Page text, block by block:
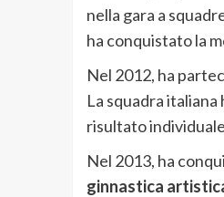
nella gara a
ha conquistato la
Nel 2012, ha
La squadra
risultato
Nel 2013, ha
ginnastica